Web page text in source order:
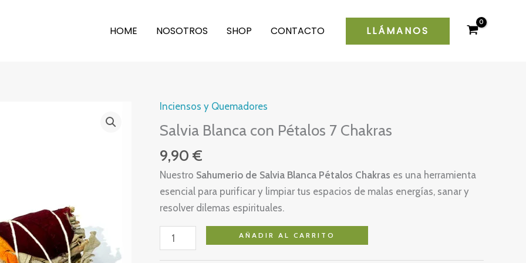
HOME NOSOTROS SHOP CONTACTO LLÁMANOS
Inciensos y Quemadores
Salvia Blanca con Pétalos 7 Chakras
9,90 €
Nuestro Sahumerio de Salvia Blanca Pétalos Chakras es una herramienta
esencial para purificar y limpiar tus espacios de malas energías, sanar y
resolver dilemas espirituales.
Salvia
Blanca
AÑADIR AL CARRITO